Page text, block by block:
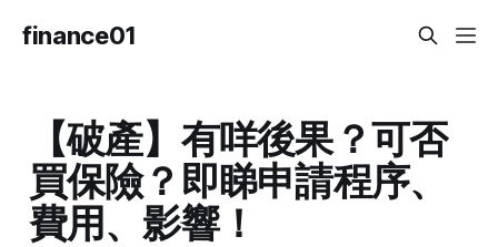
finance01
【破產】有咩後果？可否
買保險？即睇申請程序、
費用、影響！